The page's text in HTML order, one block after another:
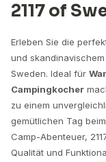
2117 of
Erleben Sie die
und
Sweden. Ideal für
Campingkocher
zu einem
gemütlichen Tag beim
Camp-Abenteuer,
Qualität und